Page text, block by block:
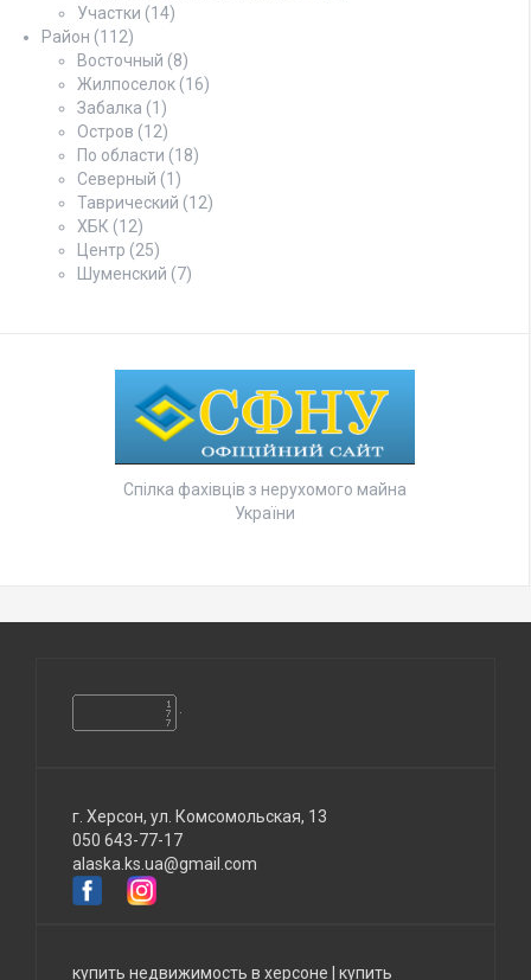
Участки (14)
Район (112)
Восточный (8)
Жилпоселок (16)
Забалка (1)
Остров (12)
По области (18)
Северный (1)
Таврический (12)
ХБК (12)
Центр (25)
Шуменский (7)
Спілка фахівців з нерухомого майна
України
г. Херсон, ул. Комсомольская, 13
050 643-77-17
alaska.ks.ua@gmail.com
купить недвижимость в херсоне купить